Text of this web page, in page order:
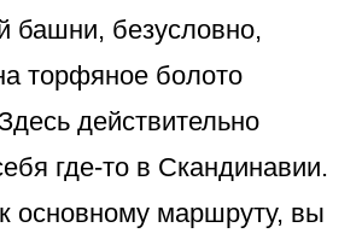
башни, безусловно,
торфяное болото
действительно
где-то в Скандинавии.
основному маршруту, вы